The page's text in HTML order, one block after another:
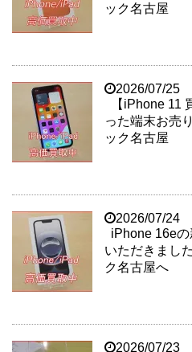
ック名古屋
2026/07/25
【iPhone 11
った端末お売
ック名古屋
2026/07/24
iPhone 16e
いただきまし
ク名古屋へ
2026/07/23